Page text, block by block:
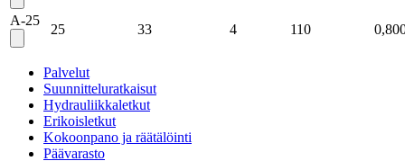
A-25
25 33 4 110
Palvelut
Suunnitteluratkaisut
Hydrauliikkaletkut
Erikoisletkut
Kokoonpano ja räätälöinti
Päävarasto